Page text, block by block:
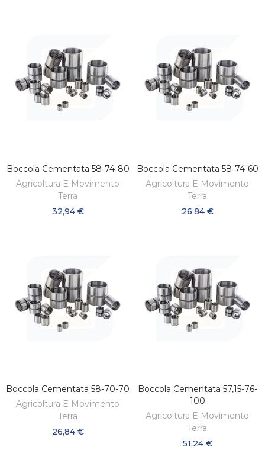
AGGIUNGI AL CARRELLO
Boccola Cementata 58-74-80
Agricoltura E Movimento
Terra
32,94 €
AGGIUNGI AL CARRELLO
Boccola Cementata 58-74-60
Agricoltura E Movimento
Terra
26,84 €
AGGIUNGI AL CARRELLO
Boccola Cementata 58-70-70
Agricoltura E Movimento
Terra
26,84 €
AGGIUNGI AL CARRELLO
Boccola Cementata 57,15-76-
100
Agricoltura E Movimento
Terra
51,24 €